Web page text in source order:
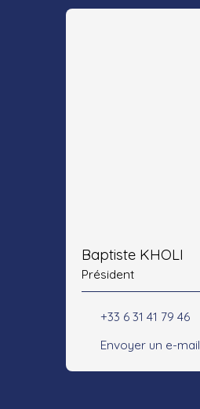
Baptiste KHOLI
Président
+33 6 31 41 79 46
Envoyer un e-mail